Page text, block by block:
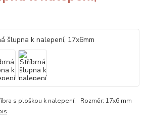
s ploškou k nalepení. Rozměr: 17x6 mm